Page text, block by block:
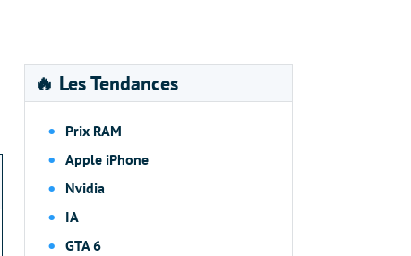
🔥 Les Tendances
Prix RAM
Apple iPhone
Nvidia
IA
GTA 6